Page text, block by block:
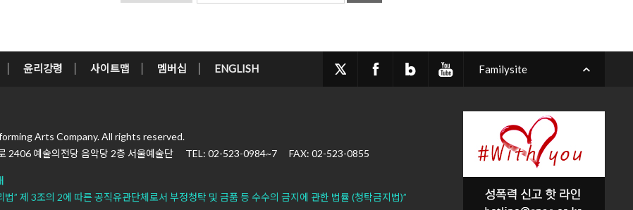
윤리강령 사이트맵 멤버십 ENGLISH Familysite
Arts Company.All rights reserved.
2406 예술의전당 음악당 2층 서울예술단 TEL: 02-523-0984~7 FAX: 02-523-0855
법” 제 3조의 2에 따른 공직유관단체로서 부정청탁 및 금품 등 수수의 금지에 관한 법률 (청탁금지법)”